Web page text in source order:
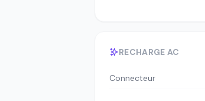
RECHARGE AC
Connecteur